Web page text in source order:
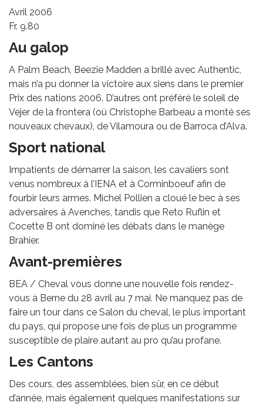
Avril 2006
Fr. 9.80
Au galop
A Palm Beach, Beezie Madden a brillé avec Authentic,
mais n’a pu donner la victoire aux siens dans le premier
Prix des nations 2006. D’autres ont préféré le soleil de
Vejer de la frontera (où Christophe Barbeau a monté ses
nouveaux chevaux), de Vilamoura ou de Barroca d’Alva.
Sport national
Impatients de démarrer la saison, les cavaliers sont
venus nombreux à l’IENA et à Corminboeuf afin de
fourbir leurs armes. Michel Pollien a cloué le bec à ses
adversaires à Avenches, tandis que Reto Ruflin et
Cocette B ont dominé les débats dans le manège
Brahier.
Avant-premières
BEA / Cheval vous donne une nouvelle fois rendez-
vous à Berne du 28 avril au 7 mai. Ne manquez pas de
faire un tour dans ce Salon du cheval, le plus important
du pays, qui propose une fois de plus un programme
susceptible de plaire autant au pro qu’au profane.
Les Cantons
Des cours, des assemblées, bien sûr, en ce début
d’année, mais également quelques manifestations sur